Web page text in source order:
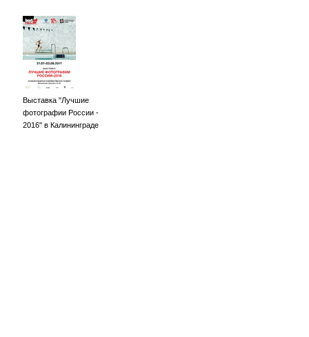
Выставка "Лучшие
фотографии России -
2016" в Калининграде